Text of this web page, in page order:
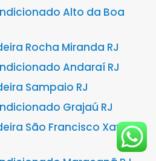
Alto da Boa
Rocha Miranda RJ
Andaraí RJ
Sampaio RJ
Grajaú RJ
São Francisco Xavier